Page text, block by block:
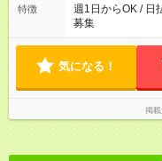
※22時以降勤務は
特徴
週1日からOK / 日
募集
気になる！
掲